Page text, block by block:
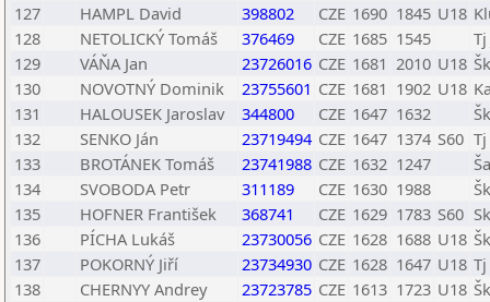
127
HAMPL David 398802 CZE 1690 1845 U18
128
NETOLICKÝ Tomáš 376469 CZE 1685 1545
129
VÁŇA Jan 23726016 CZE 1681 2010 U18
130
NOVOTNÝ Dominik 23755601 CZE 1681 1902 U18
131
HALOUSEK Jaroslav 344800 CZE 1647 1632
132
SENKO Ján 23719494 CZE 1647 1374 S60
133
BROTÁNEK Tomáš 23741988 CZE 1632 1247
134
SVOBODA Petr 311189 CZE 1630 1988
135
HOFNER František 368741 CZE 1629 1783 S60
136
PÍCHA Lukáš 23730056 CZE 1628 1688 U18
137
POKORNÝ Jiří 23734930 CZE 1628 1647 U18
138
CHERNYY Andrey 23723785 CZE 1613 1723 U18